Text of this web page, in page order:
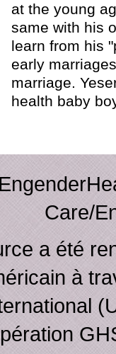
at the young
same with his
learn from his
early
marriage.
health baby
Care/
a été
à